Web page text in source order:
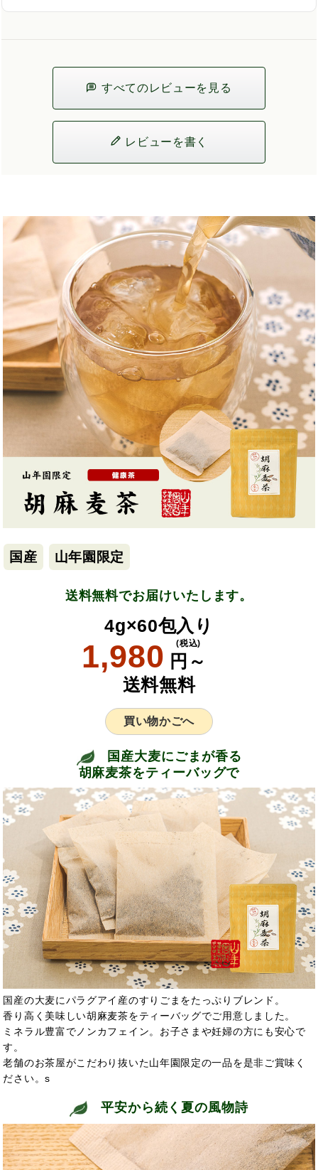
すべてのレビューを見る
レビューを書く
国産 山年園限定
送料無料でお届けいたします。
4g×60包入り
1,980 円～
(税込)
送料無料
買い物かごへ
国産大麦にごまが香る
胡麻麦茶をティーバッグで
国産の大麦にパラグアイ産のすりごまをたっぷりブレンド。
香り高く美味しい胡麻麦茶をティーバッグでご用意しました。
ミネラル豊富でノンカフェイン。お子さまや妊婦の方にも安心で
す。
老舗のお茶屋がこだわり抜いた山年園限定の一品を是非ご賞味く
ださい。s
平安から続く夏の風物詩